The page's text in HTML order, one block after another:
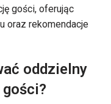
gości, oferując
oraz rekomendacje
oddzielny